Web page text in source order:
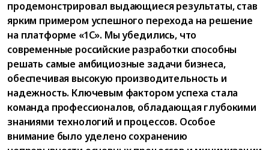
продемонстрировал выдающиеся результаты, став
ярким примером успешного перехода на решение
на платформе «1С». Мы убедились, что
современные российские разработки способны
решать самые амбициозные задачи бизнеса,
обеспечивая высокую производительность и
надежность. Ключевым фактором успеха стала
команда профессионалов, обладающая глубокими
знаниями технологий и процессов. Особое
внимание было уделено сохранению